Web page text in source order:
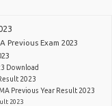
Previous Exam 2023
Download
2023
Previous Year Result 2023
2023